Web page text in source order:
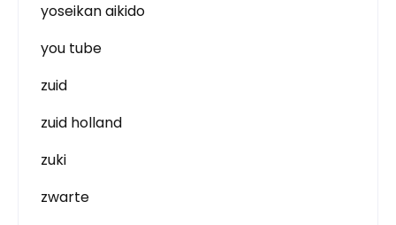
yoseikan aikido
you tube
zuid
zuid holland
zuki
zwarte